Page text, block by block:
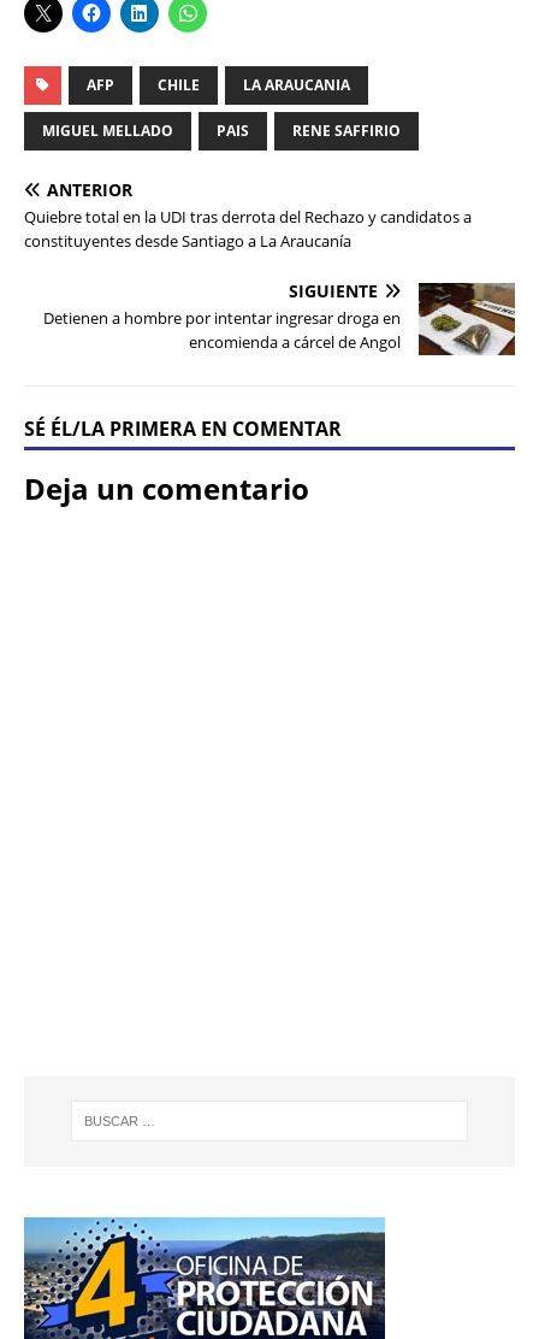
AFP CHILE LA ARAUCANIA
MIGUEL MELLADO PAIS RENE SAFFIRIO
ANTERIOR
Quiebre total en la UDI tras derrota del Rechazo y candidatos a
constituyentes desde Santiago a La Araucanía
SIGUIENTE
Detienen a hombre por intentar ingresar droga en
encomienda a cárcel de Angol
SÉ ÉL/LA PRIMERA EN COMENTAR
Deja un comentario